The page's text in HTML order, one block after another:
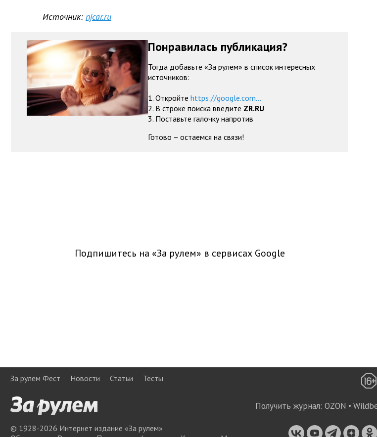
Источник: njcar.ru
Понравилась публикация?
Тогда добавьте «За рулем» в список интересных
источников:
1. Откройте https://google.com...
2. В строке поиска введите ZR.RU
3. Поставьте галочку напротив
Готово – остаемся на связи!
Подпишитесь на «За рулем» в сервисах Google
За рулем Фест Новости Статьи Тесты
Получить журнал: OZON •
© 1928-2026 Интернет издание «За рулем»